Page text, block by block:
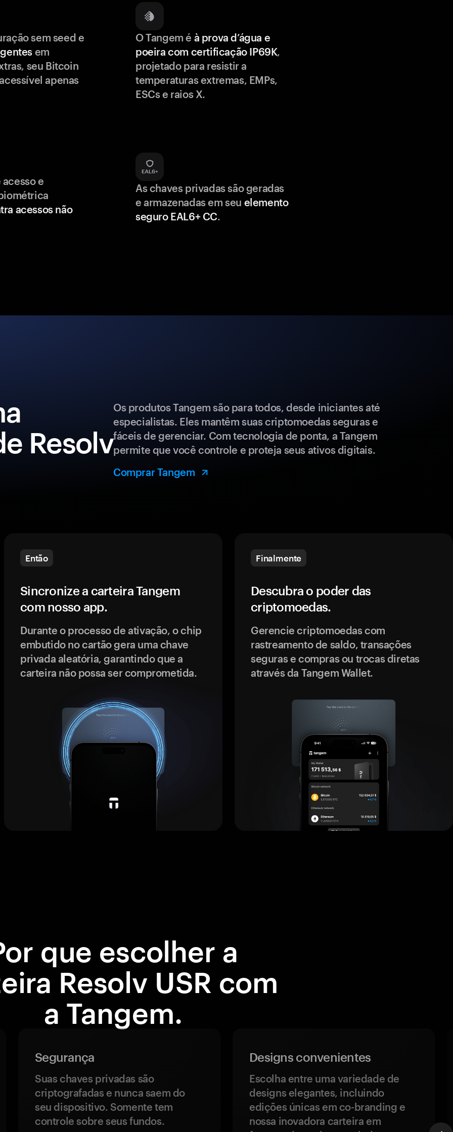
sem seed e
em
seu Bitcoin
apenas
O Tangem é à prova d’água e
poeira com certificação IP69K,
projetado para resistir a
temperaturas extremas, EMPs,
ESCs e raios X.
e
acessos não
As chaves privadas são geradas
e armazenadas em seu elemento
seguro EAL6+ CC.
Resolv
Os produtos Tangem são para todos, desde iniciantes até
especialistas. Eles mantêm suas criptomoedas seguras e
fáceis de gerenciar. Com tecnologia de ponta, a Tangem
permite que você controle e proteja seus ativos digitais.
Comprar Tangem
Então
Sincronize a carteira Tangem
com nosso app.
Durante o processo de ativação, o chip
embutido no cartão gera uma chave
privada aleatória, garantindo que a
carteira não possa ser comprometida.
Finalmente
Descubra o poder das
criptomoedas.
Gerencie criptomoedas com
rastreamento de saldo, transações
seguras e compras ou trocas diretas
através da Tangem Wallet.
que escolher a
Resolv USR com
a Tangem.
Segurança
Suas chaves privadas são
criptografadas e nunca saem do
seu dispositivo. Somente tem
controle sobre seus fundos.
Designs convenientes
Escolha entre uma variedade de
designs elegantes, incluindo
edições únicas em co-branding e
nossa inovadora carteira em